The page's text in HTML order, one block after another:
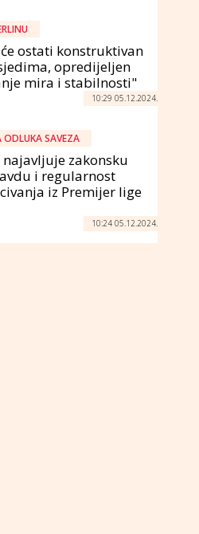
ostati konstruktivan
opredijeljen
mira i stabilnosti"
10:29 05.12.2024.
SAVEZA
najavljuje zakonsku
i regularnost
iz Premijer lige
10:24 05.12.2024.